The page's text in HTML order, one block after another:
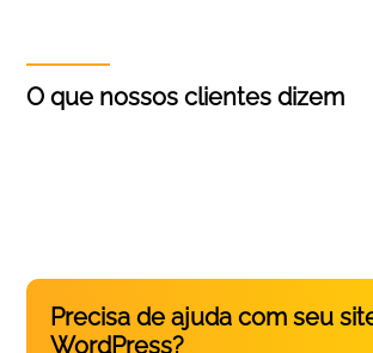
O que nossos clientes dizem
Precisa de ajuda com seu
WordPress?